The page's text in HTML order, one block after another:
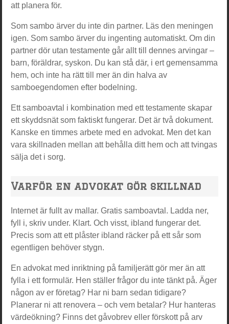
att planera för.
Som sambo ärver du inte din partner. Läs den meningen
igen. Som sambo ärver du ingenting automatiskt. Om din
partner dör utan testamente går allt till dennes arvingar –
barn, föräldrar, syskon. Du kan stå där, i ert gemensamma
hem, och inte ha rätt till mer än din halva av
samboegendomen efter bodelning.
Ett samboavtal i kombination med ett testamente skapar
ett skyddsnät som faktiskt fungerar. Det är två dokument.
Kanske en timmes arbete med en advokat. Men det kan
vara skillnaden mellan att behålla ditt hem och att tvingas
sälja det i sorg.
Varför en advokat gör skillnad
Internet är fullt av mallar. Gratis samboavtal. Ladda ner,
fyll i, skriv under. Klart. Och visst, ibland fungerar det.
Precis som att ett plåster ibland räcker på ett sår som
egentligen behöver stygn.
En advokat med inriktning på familjerätt gör mer än att
fylla i ett formulär. Hen ställer frågor du inte tänkt på. Äger
någon av er företag? Har ni barn sedan tidigare?
Planerar ni att renovera – och vem betalar? Hur hanteras
värdeökning? Finns det gåvobrev eller förskott på arv